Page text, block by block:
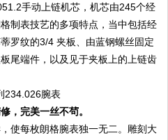
手动上链机芯，机芯由245个经
制表技艺的多项特点，当中包括经
罗纹的3/4 夹板、由蓝钢螺丝固定
尾端件，以及见于夹板上的上链齿
，完美一丝不茍。
使每枚朗格腕表独一无二。雕刻大